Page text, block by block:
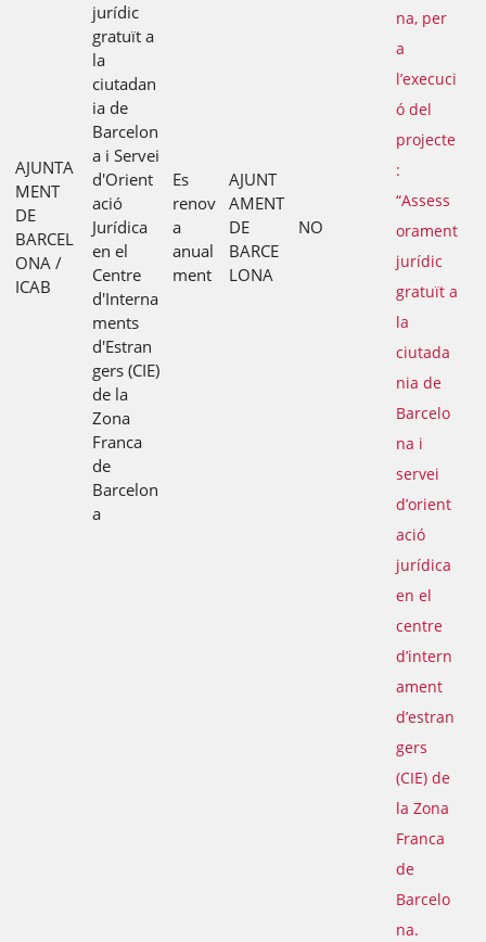
AJUNTA
MENT
DE
BARCEL
ONA /
ICAB
jurídic
gratuït a
la
ciutadan
ia de
Barcelon
a i Servei
d'Orient
ació
Jurídica
en el
Centre
d'Interna
ments
d'Estran
gers (CIE)
de la
Zona
Franca
de
Barcelon
a
Es
renov
a
anual
ment
AJUNT
AMENT
DE
BARCE
LONA
NO
na, per
a
l’execuci
ó del
projecte
:
“Assess
orament
jurídic
gratuït a
la
ciutada
nia de
Barcelo
na i
servei
d’orient
ació
jurídica
en el
centre
d’intern
ament
d’estran
gers
(CIE) de
la Zona
Franca
de
Barcelo
na.